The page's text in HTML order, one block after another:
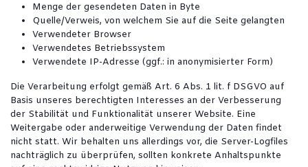
Menge der gesendeten Daten in Byte
Quelle/Verweis, von welchem Sie auf die Seite gelangten
Verwendeter Browser
Verwendetes Betriebssystem
Verwendete IP-Adresse (ggf.: in anonymisierter Form)
Die Verarbeitung erfolgt gemäß Art. 6 Abs. 1 lit. f DSGVO auf
Basis unseres berechtigten Interesses an der Verbesserung
der Stabilität und Funktionalität unserer Website. Eine
Weitergabe oder anderweitige Verwendung der Daten findet
nicht statt. Wir behalten uns allerdings vor, die Server-Logfiles
nachträglich zu überprüfen, sollten konkrete Anhaltspunkte